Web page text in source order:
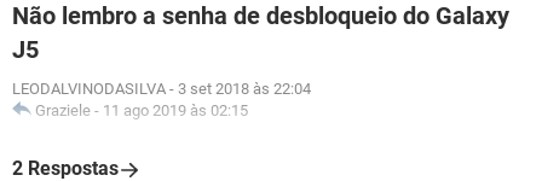
Não lembro a senha de desbloqueio do Galaxy
J5
LEODALVINODASILVA - 3 set 2018 às 22:04
Graziele - 11 ago 2019 às 02:15
2 Respostas